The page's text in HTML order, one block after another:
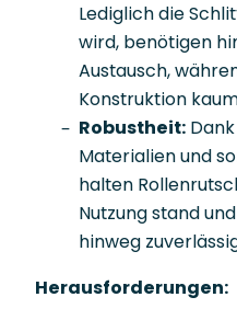
Lediglich die
wird, benötigen
Austausch,
Konstruktion
Robustheit:
Materialien und
halten
Nutzung stand
hinweg
Herausforderungen: